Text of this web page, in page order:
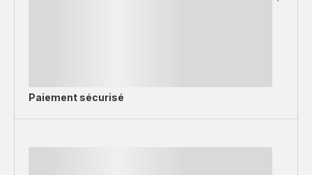
Paiement sécurisé